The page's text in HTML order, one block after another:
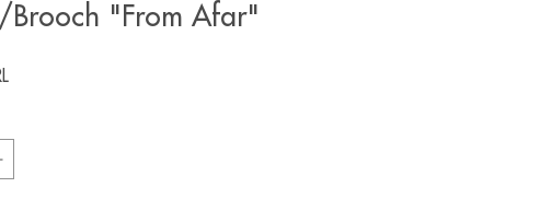
Brooch "From Afar"
Precio